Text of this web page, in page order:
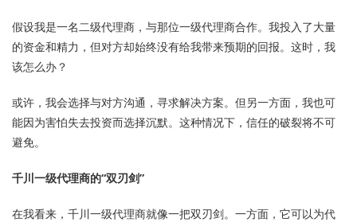
假设我是一名二级代理商，与那位一级代理商合作。我投入了大量
的资金和精力，但对方却始终没有给我带来预期的回报。这时，我
该怎么办？
或许，我会选择与对方沟通，寻求解决方案。但另一方面，我也可
能因为害怕失去投资而选择沉默。这种情况下，信任的破裂将不可
避免。
千川一级代理商的“双刃剑”
在我看来，千川一级代理商就像一把双刃剑。一方面，它可以为代